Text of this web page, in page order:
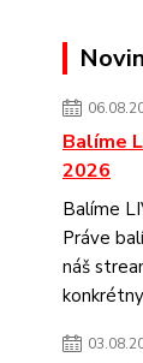
Balíme
2026
Balíme
Práve
náš